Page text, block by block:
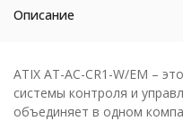
Описание
ATIX AT-AC-CR1-W/EM –
системы контроля и
объединяет в одном